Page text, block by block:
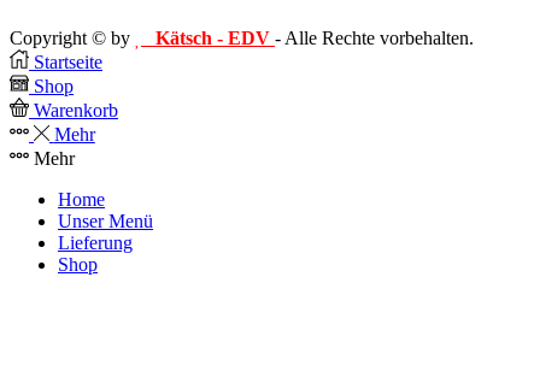
Copyright © by Kätsch - EDV - Alle Rechte vorbehalten.
Startseite
Shop
Warenkorb
Mehr
Mehr
Home
Unser Menü
Lieferung
Shop